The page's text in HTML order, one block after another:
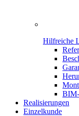
Hilfreiche
Realisierungen
Einzelkunde